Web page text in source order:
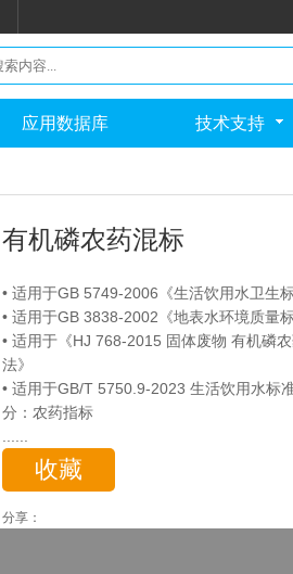
应用数据库 技术支持
有机磷农药混标
• 适用于GB 5749-2006《生活饮用水卫生标
• 适用于GB 3838-2002《地表水环境质量标
• 适用于《HJ 768-2015 固体废物 有机磷
法》
• 适用于GB/T 5750.9-2023 生活饮用水标
分：农药指标
收藏
分享：